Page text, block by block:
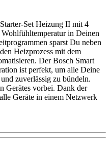
Set Heizung II mit 4
in Deinen
sparst Du neben
Heizprozess mit dem
Der Bosch Smart
ist perfekt, um alle Deine
zuverlässig zu bündeln.
Gerätes vorbei. Dank der
Geräte in einem Netzwerk